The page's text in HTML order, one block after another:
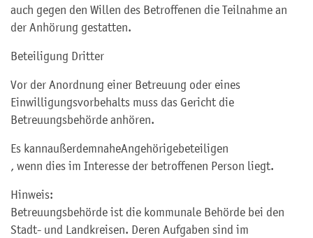
auch gegen den Willen des Betroffenen die Teilnahme an
der Anhörung gestatten.
Beteiligung Dritter
Vor der Anordnung einer Betreuung oder eines
Einwilligungsvorbehalts muss das Gericht die
Betreuungsbehörde anhören.
Es kannaußerdemnaheAngehörigebeteiligen
, wenn dies im Interesse der betroffenen Person liegt.
Hinweis:
Betreuungsbehörde ist die kommunale Behörde bei den
Stadt- und Landkreisen. Deren Aufgaben sind im